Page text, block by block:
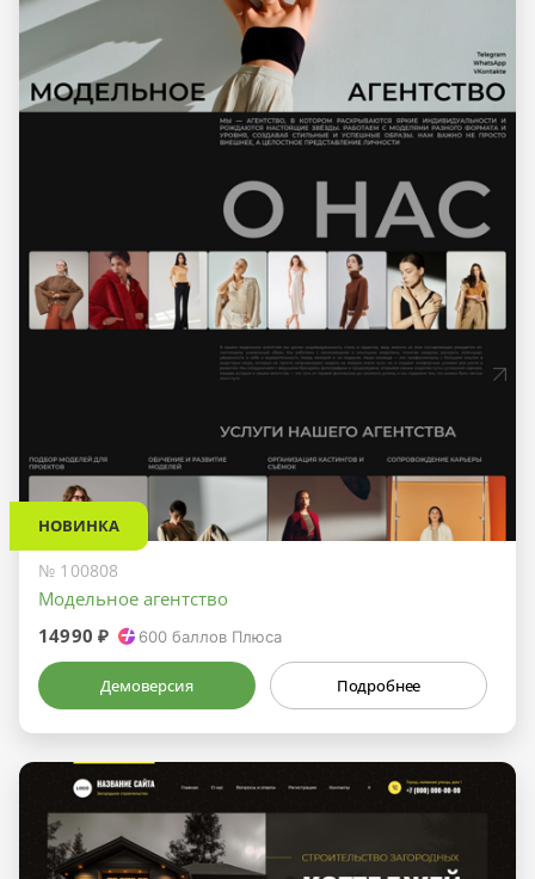
НОВИНКА
№ 100808
Модельное агентство
14990 ₽
600 баллов Плюса
Демоверсия Подробнее